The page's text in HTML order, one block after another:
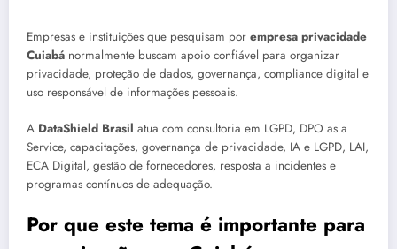
Empresas e instituições que pesquisam por empresa privacidade
Cuiabá normalmente buscam apoio confiável para organizar
privacidade, proteção de dados, governança, compliance digital e
uso responsável de informações pessoais.
A DataShield Brasil atua com consultoria em LGPD, DPO as a
Service, capacitações, governança de privacidade, IA e LGPD, LAI,
ECA Digital, gestão de fornecedores, resposta a incidentes e
programas contínuos de adequação.
Por que este tema é importante para